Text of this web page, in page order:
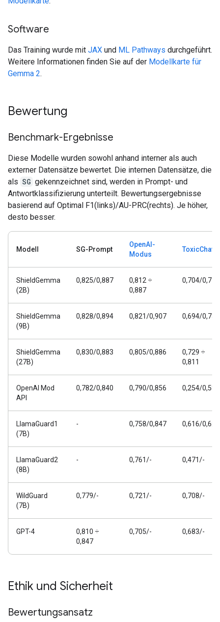
Software
Das Training wurde mit JAX und ML Pathways durchgeführt.
Weitere Informationen finden Sie auf der Modellkarte für
Gemma 2.
Bewertung
Benchmark-Ergebnisse
Diese Modelle wurden sowohl anhand interner als auch
externer Datensätze bewertet. Die internen Datensätze, die
als SG gekennzeichnet sind, werden in Prompt- und
Antwortklassifizierung unterteilt. Bewertungsergebnisse
basierend auf Optimal F1(links)/AU-PRC(rechts). Je höher,
desto besser.
Modell SG-Prompt
OpenAI-
Modus
ToxicChat
ShieldGemma
(2B)
0,825/0,887
0,812 ÷
0,887
0,704/0,778
ShieldGemma
(9B)
0,828/0,894 0,821/0,907 0,694/0,782
ShieldGemma
(27B)
0,830/0,883 0,805/0,886
0,729 ÷
0,811
OpenAI Mod
API
0,782/0,840 0,790/0,856 0,254/0,588
LlamaGuard1
(7B)
- 0,758/0,847 0,616/0,626
LlamaGuard2
(8B)
- 0,761/- 0,471/-
WildGuard
(7B)
0,779/- 0,721/- 0,708/-
GPT-4
0,810 ÷
0,847
0,705/- 0,683/-
Ethik und Sicherheit
Bewertungsansatz